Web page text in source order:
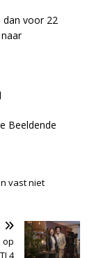
dan voor 22
Beeldende
vast niet
op